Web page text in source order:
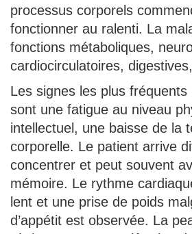
processus corporels
fonctionner au ralenti. La
fonctions métaboliques,
cardiocirculatoires,
Les signes les plus
sont une fatigue au niveau
intellectuel, une baisse de la
corporelle. Le patient arrive
concentrer et peut souvent
mémoire. Le rythme
lent et une prise de poids
d’appétit est observée. La